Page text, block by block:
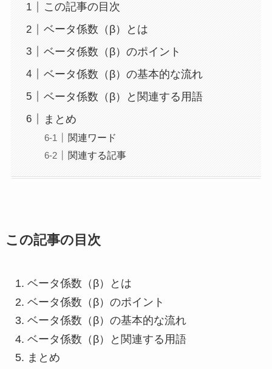
この記事の目次
ベータ係数（β）とは
ベータ係数（β）のポイント
ベータ係数（β）の基本的な流れ
ベータ係数（β）と関連する用語
まとめ
関連ワード
関連する記事
この記事の目次
ベータ係数（β）とは
ベータ係数（β）のポイント
ベータ係数（β）の基本的な流れ
ベータ係数（β）と関連する用語
まとめ